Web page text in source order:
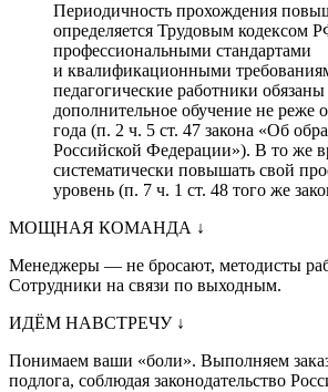
Периодичность прохождения
определяется Трудовым кодексом
профессиональными стандартами
и квалификационными
педагогические работники
дополнительное обучение не реже
года (п. 2 ч. 5 ст. 47 закона «Об
Российской Федерации»). В то же
систематически повышать свой
уровень (п. 7 ч. 1 ст. 48 того же
МОЩНАЯ КОМАНДА ↓
Менеджеры — не бросают, методисты
Сотрудники на связи по выходным.
ИДЁМ НАВСТРЕЧУ ↓
Понимаем ваши «боли». Выполняем
подлога, соблюдая законодательство